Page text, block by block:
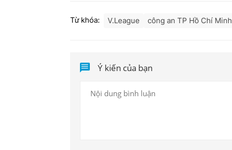
Từ khóa: V.League công an TP Hồ Chí Minh
Ý kiến của bạn